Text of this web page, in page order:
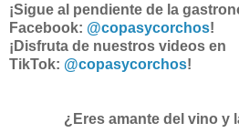
¡Sigue al pendiente de la
Facebook: @copasycorchos!
¡Disfruta de nuestros videos en
TikTok: @copasycorchos!
¿Eres amante del vino y